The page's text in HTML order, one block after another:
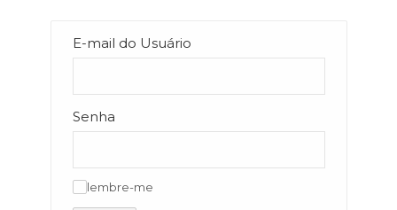
E-mail do Usuário
Senha
lembre-me